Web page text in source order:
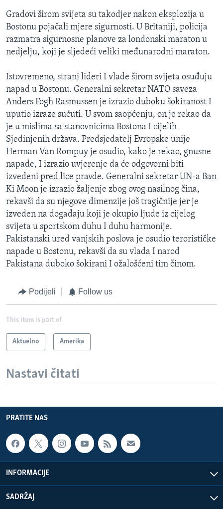
Gradovi širom svijeta su takodjer nakon eksplozija u
Bostonu pojačali mjere sigurnosti. U Britaniji, policija
razmatra sigurnosne planove za londonski maraton u
nedjelju, koji je sljedeći veliki međunarodni maraton.
Istovremeno, strani lideri I vlade širom svijeta osuđuju
napad u Bostonu. Generalni sekretar NATO saveza
Anders Fogh Rasmussen je izrazio duboku šokiranost I
uputio izraze sućuti. U svom saopćenju, on je rekao da
je u mislima sa stanovnicima Bostona I cijelih
Sjedinjenih država. Predsjedatelj Evropske unije
Herman Van Rompuy je osudio, kako je rekao, gnusne
napade, I izrazio uvjerenje da će odgovorni biti
izvedeni pred lice pravde. Generalni sekretar UN-a Ban
Ki Moon je izrazio žaljenje zbog ovog nasilnog čina,
rekavši da su njegove dimenzije još tragičnije jer je
izveden na događaju koji je okupio ljude iz cijelog
svijeta u sportskom duhu I duhu harmonije.
Pakistanski ured vanjskih poslova je osudio terorističke
napade u Bostonu, rekavši da su vlada I narod
Pakistana duboko šokirani I ožalošćeni tim činom.
Podijeli Follow us
This item is part of
Aktuelno Amerika
Nastavi čitati
PRATITE NAS
INFORMACIJE
SADRŽAJ